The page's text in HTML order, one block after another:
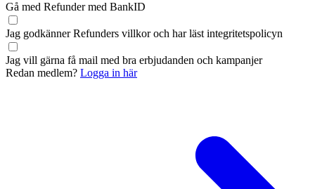
Gå med Refunder med BankID
Jag godkänner Refunders villkoroch har läst integritetspolicyn
Jag vill gärna få mail med bra erbjudanden och kampanjer
Redan medlem? Logga in här